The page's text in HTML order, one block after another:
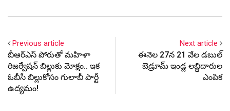
Previous article
బీఆర్ఎస్ పోరుతో మ‌హిళా
రిజ‌ర్వేష‌న్ బిల్లుకు మోక్షం.. ఇక
ఓబీసీ బిల్లుకోసం గులాబీ పార్టీ
ఉద్య‌మం!
Next article
ఈనెల 27న 21 వేల డబుల్
బెడ్రూమ్ ఇండ్ల లబ్ధిదారుల
ఎంపిక